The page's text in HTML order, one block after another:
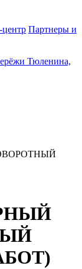
центр Партнеры и
Тюленина,